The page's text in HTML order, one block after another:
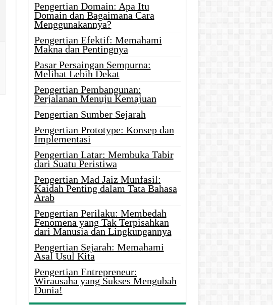
Pengertian Domain: Apa Itu
Domain dan Bagaimana Cara
Menggunakannya?
Pengertian Efektif: Memahami
Makna dan Pentingnya
Pasar Persaingan Sempurna:
Melihat Lebih Dekat
Pengertian Pembangunan:
Perjalanan Menuju Kemajuan
Pengertian Sumber Sejarah
Pengertian Prototype: Konsep dan
Implementasi
Pengertian Latar: Membuka Tabir
dari Suatu Peristiwa
Pengertian Mad Jaiz Munfasil:
Kaidah Penting dalam Tata Bahasa
Arab
Pengertian Perilaku: Membedah
Fenomena yang Tak Terpisahkan
dari Manusia dan Lingkungannya
Pengertian Sejarah: Memahami
Asal Usul Kita
Pengertian Entrepreneur:
Wirausaha yang Sukses Mengubah
Dunia!